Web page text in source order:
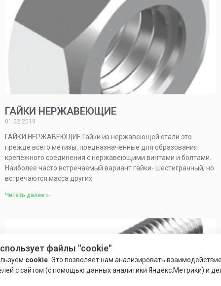
ГАЙКИ НЕРЖАВЕЮЩИЕ
01.02.2019
ГАЙКИ НЕРЖАВЕЮЩИЕ Гайки из нержавеющей стали это
прежде всего метизы, предназначенные для образования
крепёжного соединения с нержавеющими винтами и болтами.
Наиболее часто встречаемый вариант гайки- шестигранный, но
встречаются масса других
Читать далее »
файлы "cookie"
cookie . Это позволяет нам анализировать
с сайтом (с помощью данных аналитики Яндекс.Метрики) и